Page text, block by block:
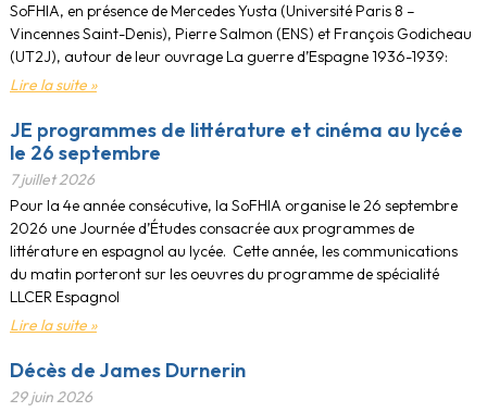
SoFHIA, en présence de Mercedes Yusta (Université Paris 8 –
Vincennes Saint-Denis), Pierre Salmon (ENS) et François Godicheau
(UT2J), autour de leur ouvrage La guerre d’Espagne 1936-1939:
Lire la suite »
JE programmes de littérature et cinéma au lycée
le 26 septembre
7 juillet 2026
Pour la 4e année consécutive, la SoFHIA organise le 26 septembre
2026 une Journée d’Études consacrée aux programmes de
littérature en espagnol au lycée. Cette année, les communications
du matin porteront sur les oeuvres du programme de spécialité
LLCER Espagnol
Lire la suite »
Décès de James Durnerin
29 juin 2026